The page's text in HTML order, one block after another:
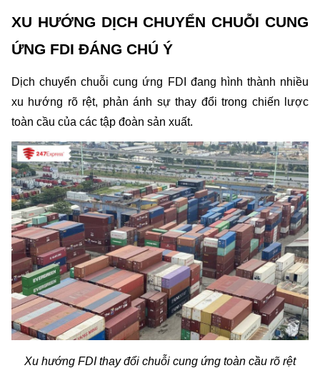
XU HƯỚNG DỊCH CHUYỂN CHUỖI CUNG
ỨNG FDI ĐÁNG CHÚ Ý
Dịch chuyển chuỗi cung ứng FDI đang hình thành nhiều
xu hướng rõ rệt, phản ánh sự thay đổi trong chiến lược
toàn cầu của các tập đoàn sản xuất.
Xu hướng FDI thay đổi chuỗi cung ứng toàn cầu rõ rệt